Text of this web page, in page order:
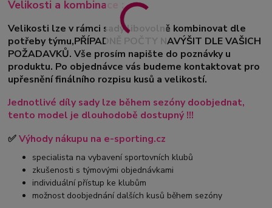
Velikosti a kombinace :
Velikosti lze v rámci sady libovolně kombinovat dle
potřeby týmu,PŘÍPADNĚ POČTY NAVÝŠIT DLE VAŠICH
POŽADAVKŮ. Vše prosím napište do poznávky u
produktu. Po objednávce vás budeme kontaktovat pro
upřesnění finálního rozpisu kusů a velikostí.
Jednotlivé díly sady lze během sezóny doobjednat,
tento model je dlouhodobě dostupný !!!
✅Výhody nákupu na e-sporting.cz
specialista na vybavení sportovních klubů
zkušenosti s týmovými objednávkami
individuální přístup ke klubům
možnost doobjednání dalších kusů během sezóny